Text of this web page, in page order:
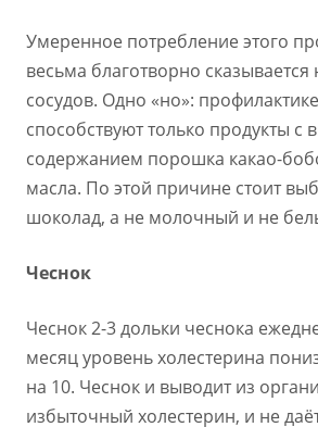
Умеренное потребление этого
весьма благотворно сказывается
сосудов. Одно «но»:
способствуют только продукты с
содержанием порошка какао-
масла. По этой причине стоит
шоколад, а не молочный и не
Чеснок
Чеснок 2-3 дольки чеснока
месяц уровень холестерина
на 10. Чеснок и выводит из
избыточный холестерин, и не